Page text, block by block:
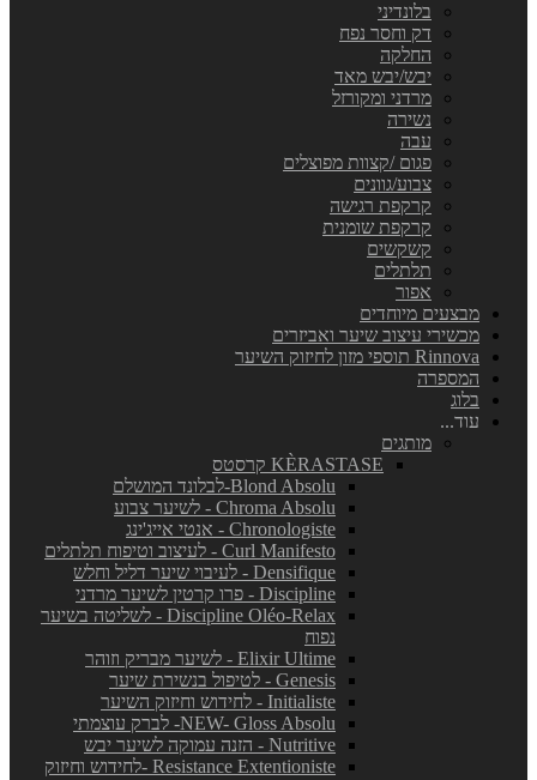
בלונדיני
דק וחסר נפח
החלקה
יבש/יבש מאד
מרדני ומקורזל
נשירה
עבה
פגום /קצוות מפוצלים
צבוע/גוונים
קרקפת רגישה
קרקפת שומנית
קשקשים
תלתלים
אפור
מבצעים מיוחדים
מכשירי עיצוב שיער ואביזרים
Rinnova תוספי מזון לחיזוק השיער
המספרה
בלוג
עוד...
מותגים
KÈRASTASE קרסטס
Blond Absolu-לבלונד המושלם
Chroma Absolu - לשיער צבוע
Chronologiste - אנטי אייג'ינג
Curl Manifesto - לעיצוב וטיפוח תלתלים
Densifique - לעיבוי שיער דליל וחלש
Discipline - פרו קרטין לשיער מרדני
Discipline Oléo-Relax - לשליטה בשיער
נפוח
Elixir Ultime - לשיער מבריק וזוהר
Genesis - לטיפול בנשירת שיער
Initialiste - לחידוש וחיזוק השיער
NEW- Gloss Absolu- לברק עוצמתי
Nutritive - הזנה עמוקה לשיער יבש
Resistance Extentioniste -לחידוש וחיזוק